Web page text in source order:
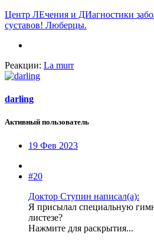
Центр ЛЕчения и ДИагностики
суставов! Люберцы.
Реакции: La murr
darling
Активный пользователь
19 Фев 2023
#20
Доктор Ступин написал(а):
Я присылал специальную
листезе?
Нажмите для раскрытия...